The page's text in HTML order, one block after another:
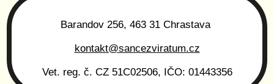
Barandov 256, 463 31 Chrastava
kontakt@sancezviratum.cz
Vet. reg. č. CZ 51C02506, IČO: 01443356